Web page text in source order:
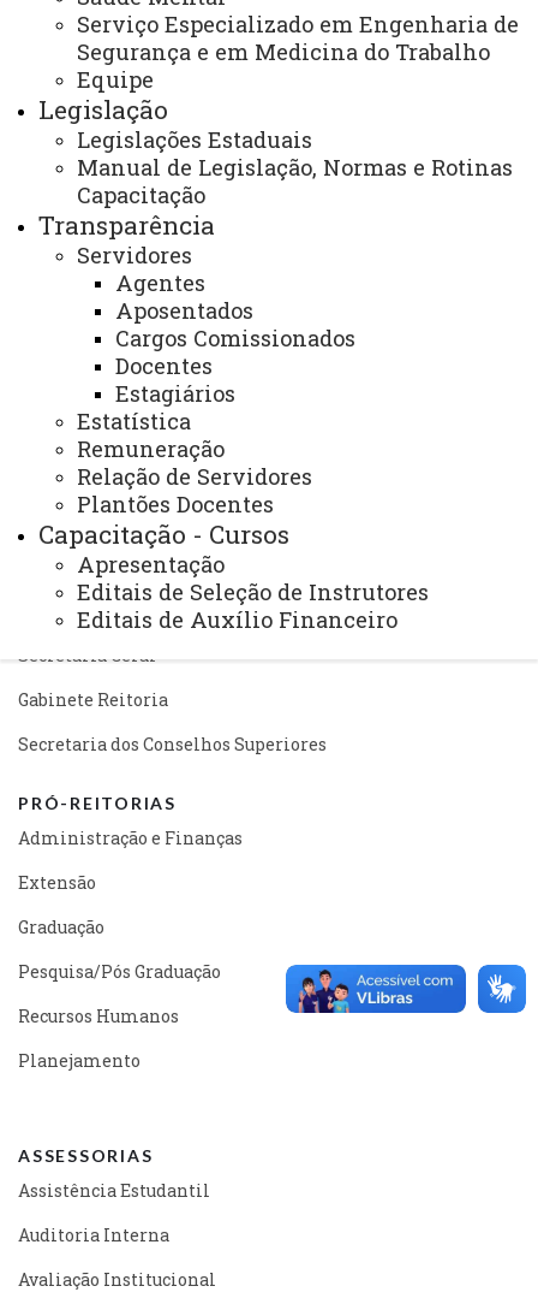
Serviço Especializado em Engenharia de
Segurança e em Medicina do Trabalho
Equipe
Legislação
Legislações Estaduais
Manual de Legislação, Normas e Rotinas
Capacitação
Transparência
Servidores
Agentes
Aposentados
Cargos Comissionados
Docentes
Estagiários
Estatística
Remuneração
Relação de Servidores
Plantões Docentes
Capacitação - Cursos
Apresentação
Editais de Seleção de Instrutores
Editais de Auxílio Financeiro
ACESSE
Acesso Restrito (Editores do Portal)
Arquivo Virtual
Bibliotecas
Identidade Visual
Mapa do Site
Ouvidoria
Portal Office 365
Sistemas
Telefones
Webmail
REITORIA
Secretaria Geral
Gabinete Reitoria
Secretaria dos Conselhos Superiores
PRÓ-REITORIAS
Administração e Finanças
Extensão
Graduação
Pesquisa/Pós Graduação
Recursos Humanos
Planejamento
ASSESSORIAS
Assistência Estudantil
Auditoria Interna
Avaliação Institucional